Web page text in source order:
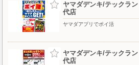
ヤマダデンキ/テックラ
代店
ヤマダアプリでポイ活
ヤマダデンキ/テックラ
代店